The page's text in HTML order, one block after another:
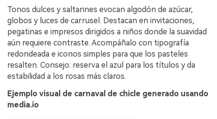
Tonos dulces y saltarines evocan algodón de azúcar,
globos y luces de carrusel. Destacan en invitaciones,
pegatinas e impresos dirigidos a niños donde la suavidad
aún requiere contraste. Acompáñalo con tipografía
redondeada e iconos simples para que los pasteles
resalten. Consejo: reserva el azul para los títulos y da
estabilidad a los rosas más claros.
Ejemplo visual de carnaval de chicle generado usando
media.io